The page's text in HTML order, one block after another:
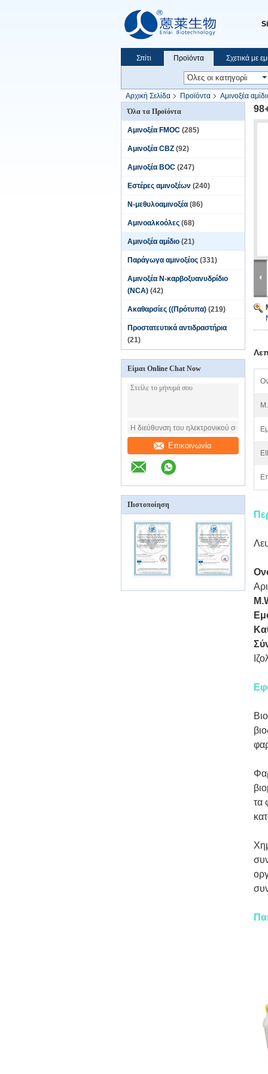
Σπίτι Προϊόντα Σχετικά με
Αρχική Σελίδα Προϊόντα
Αμινοξέα
Όλα τα Προϊόντα
Αμινοξέα FMOC (285)
Αμινοξέα CBZ (92)
Αμινοξέα BOC (247)
Εστέρες αμινοξέων (240)
Ν-μεθυλοαμινοξέα (86)
Αμινοαλκοόλες (68)
Αμινοξέα αμίδιο (21)
Παράγωγα αμινοξέος (331)
Αμινοξέα N-καρβοξυανυδρίδιο
(NCA) (42)
Ακαθαρσίες ((Πρότυπα) (219)
Προστατευτικά αντιδραστήρια
(21)
Είμαι Online Chat Now
Επικοινωνία
Πιστοποίηση
τα